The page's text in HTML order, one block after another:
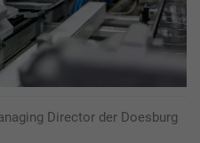
Director der Doesburg